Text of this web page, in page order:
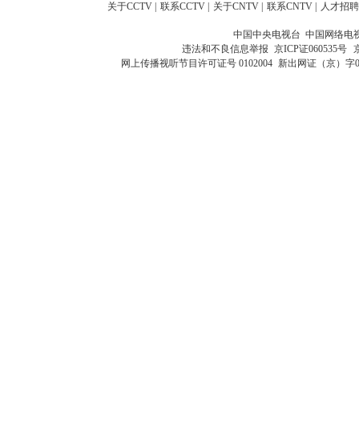
关于CCTV 联系CCTV 关于CNTV 联系CNTV 人才招聘
中国中央电视台 中国网络电
违法和不良信息举报 京ICP证060535号
网上传播视听节目许可证号 0102004 新出网证（京）